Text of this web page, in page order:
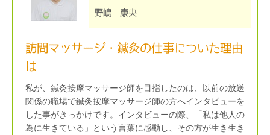
野嶋 康央
訪問マッサージ・鍼灸の仕事についた理由
は
私が、鍼灸按摩マッサージ師を目指したのは、以前の放送
関係の職場で鍼灸按摩マッサージ師の方へインタビューを
した事がきっかけです。インタビューの際、「私は他人の
為に生きている」という言葉に感動し、その方が生き生き